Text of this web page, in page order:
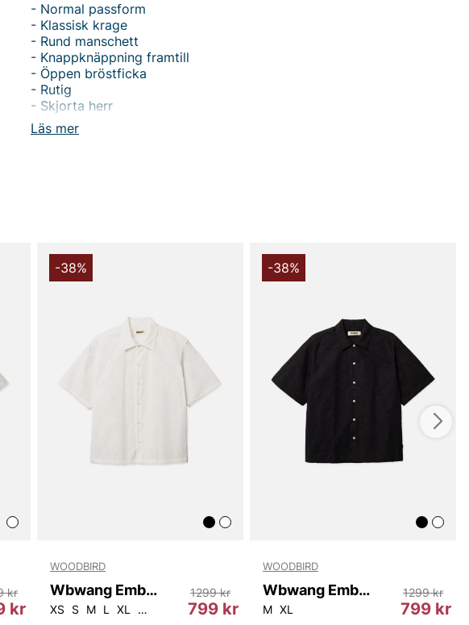
Läs mer
- Normal passform
- Klassisk krage
- Rund manschett
- Knappknäppning framtill
- Öppen bröstficka
- Rutig
- Skjorta herr
Wbjong Dull Shirt - Kvalitetskjorta för Herr från Woodbird
Skjortan har en klassisk krage och rund manschett vilket ger en
tidlös och elegant silhuett. Den framstående knappknäppningen
framtill är praktisk och bidrar samtidigt till en snygg look. Den öppna
ger en avslappnad känsla till plagget.
Tillverkad i 100% bomull, erbjuder Wbjong Dull Shirt en mjuk och
skön känsla mot huden. Det lätta materialet gör att skjortan andas
bra och passar utmärkt för varma dagar. Oavsett om du bär den på
egen hand eller som ett lager under en jacka, kommer du alltid att
känna dig bekväm och stilren.
Det rutiga mönstret ger skjortan en modern twist och gör den lätt att
kombinera med både jeans och chinos. Denna skjorta är perfekt för
Denna skjorta är inte bara en modefavorit, utan också ett praktiskt
användningsområden kommer Wbjong Dull Shirt att bli en självklar
del av din garderob.
kr
kr
-38%
WOODBIRD
Wbwang Embroidery Shirt
XS S M L XL 2XL 799 kr
1299 kr
-38%
WOODBIRD
Wbwang Embroidery Shirt
M XL 799 kr
1299 kr